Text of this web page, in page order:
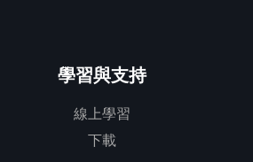
學習與支持
線上學習
下載